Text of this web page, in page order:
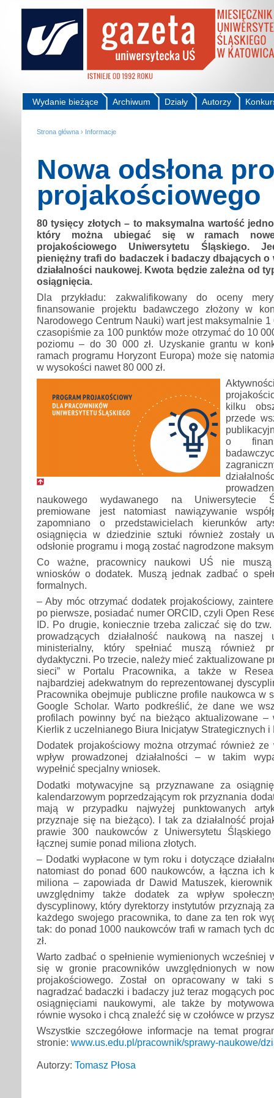
Autorzy
Działy
Archiwum
Wydanie bieżące
Strona główna › Informacje
Nowa odsłona
projakościowego
80 tysięcy złotych – to maksymalna wartość
który można ubiegać się w ramach
projakościowego Uniwersytetu Śląskiego.
pieniężny trafi do badaczek i badaczy dbających
działalności naukowej. Kwota będzie zależna od
osiągnięcia.
Dla przykładu: zakwalifikowany do oceny
finansowanie projektu badawczego złożony w
Narodowego Centrum Nauki) wart jest maksymalnie 1
czasopiśmie za 100 punktów może otrzymać do 10
poziomu – do 30 000 zł. Uzyskanie grantu w
ramach programu Horyzont Europa) może się
w wysokości nawet 80 000 zł.
kilku
przede
o
naukowego wydawanego na Uniwersytecie
premiowane jest natomiast nawiązywanie
zapomniano o przedstawicielach kierunków
osiągnięcia w dziedzinie sztuki również zostały
odsłonie programu i mogą zostać nagrodzone
Co ważne, pracownicy naukowi UŚ nie muszą
wniosków o dodatek. Muszą jednak zadbać o
formalnych.
– Aby móc otrzymać dodatek projakościowy,
po pierwsze, posiadać numer ORCID, czyli Open
ID. Po drugie, koniecznie trzeba zaliczać się do
prowadzących działalność naukową na
ministerialny, który spełniać muszą również
dydaktyczni. Po trzecie, należy mieć zaktualizowane
sieci” w Portalu Pracownika, a także w
najbardziej adekwatnym do reprezentowanej
Pracownika obejmuje publiczne profile naukowca w
Google Scholar. Warto podkreślić, że dane we
profilach powinny być na bieżąco aktualizowane –
Kierlik z uczelnianego Biura Inicjatyw Strategicznych i
Dodatek projakościowy można otrzymać również ze
wpływ prowadzonej działalności – w takim
wypełnić specjalny wniosek.
Dodatki motywacyjne są przyznawane za
kalendarzowym poprzedzającym rok przyznania
mają w przypadku najwyżej punktowanych
przyznaje się na bieżąco). I tak za działalność
prawie 300 naukowców z Uniwersytetu
łącznej sumie ponad miliona złotych.
– Dodatki wypłacone w tym roku i dotyczące
natomiast do ponad 600 naukowców, a łączna ich
miliona – zapowiada dr Dawid Matuszek,
uwzględnimy także dodatek za wpływ
dyscyplinowy, który dyrektorzy instytutów przyznają
każdego swojego pracownika, to dane za ten rok
tak: do ponad 1000 naukowców trafi w ramach tych
zł.
Warto zadbać o spełnienie wymienionych wcześniej
się w gronie pracowników uwzględnionych w
projakościowego. Został on opracowany w taki
nagradzać badaczki i badaczy już teraz mogących
osiągnięciami naukowymi, ale także by
równie wysoko i chcą znaleźć się w czołówce w
Wszystkie szczegółowe informacje na temat
stronie: www.us.edu.pl/pracownik/sprawy-naukowe/
Autorzy: Tomasz Płosa